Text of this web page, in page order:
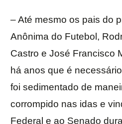
– Até mesmo os pais do
Anônima do Futebol,
Castro e José Francisco
há anos que é
foi sedimentado de
corrompido nas idas e
Federal e ao Senado